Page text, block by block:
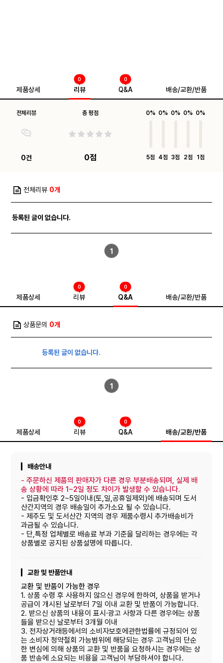
제품상세 리뷰
0
Q&A
0
배송/교환/반품
전체리뷰
0건
총 평점
0점
0%
5점
0%
4점
0%
3점
0%
2점
0%
1점
전체리뷰 0개
등록된 글이 없습니다.
1
제품상세 리뷰
0
Q&A
0
배송/교환/반품
상품문의 0개
등록된 글이 없습니다.
1
제품상세 리뷰
0
Q&A
0
배송/교환/반품
배송안내
-주문하신 제품의 판매자가 다른 경우 부분배송되며, 실제 배
송 상황에 따라 1~2일 정도 차이가 발생할 수 있습니다.
- 입금확인후 2~5일이내(토,일,공휴일제외)에 배송되며 도서
산간지역의 경우 배송일이 추가소요 될 수 있습니다.
- 제주도 및 도서산간 지역의 경우 제품수령시 추가배송비가
과금될 수 있습니다.
- 단,특정 업체별로 배송료 부과 기준을 달리하는 경우에는 각
상품별로 공지된 상품설명에 따릅니다.
교환 및 반품안내
교환 및 반품이 가능한 경우
1. 상품 수령 후 사용하지 않으신 경우에 한하여, 상품을 받거나
공급이 개시된 날로부터 7일 이내 교환 및 반품이 가능합니다.
2. 받으신 상품의 내용이 표시·광고 사항과 다른 경우에는 상품
들을 받으신 날로부터 3개월 이내
3. 전자상거래등에서의 소비자보호에관한법률에 규정되어 있
는 소비자 청약철회 가능범위에 해당되는 경우 고객님의 단순
한 변심에 의해 상품의 교환 및 반품을 요청하시는 경우에는 상
품 반송에 소요되는 비용을 고객님이 부담하셔야 합니다.